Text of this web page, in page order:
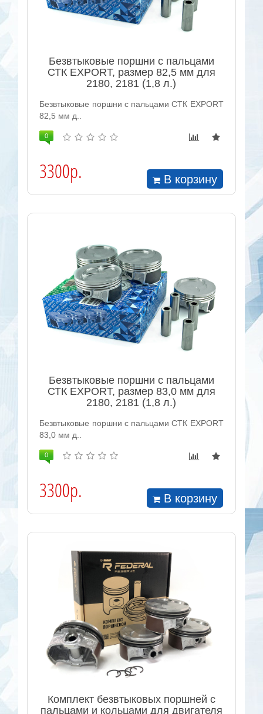
Безвтыковые поршни с пальцами
СТК EXPORT, размер 82,5 мм для
2180, 2181 (1,8 л.)
Безвтыковые поршни с пальцами СТК EXPORT
82,5 мм д..
0
3300р. В корзину
Безвтыковые поршни с пальцами
СТК EXPORT, размер 83,0 мм для
2180, 2181 (1,8 л.)
Безвтыковые поршни с пальцами СТК EXPORT
83,0 мм д..
0
3300р. В корзину
Комплект безвтыковых поршней с
пальцами и кольцами для двигателя